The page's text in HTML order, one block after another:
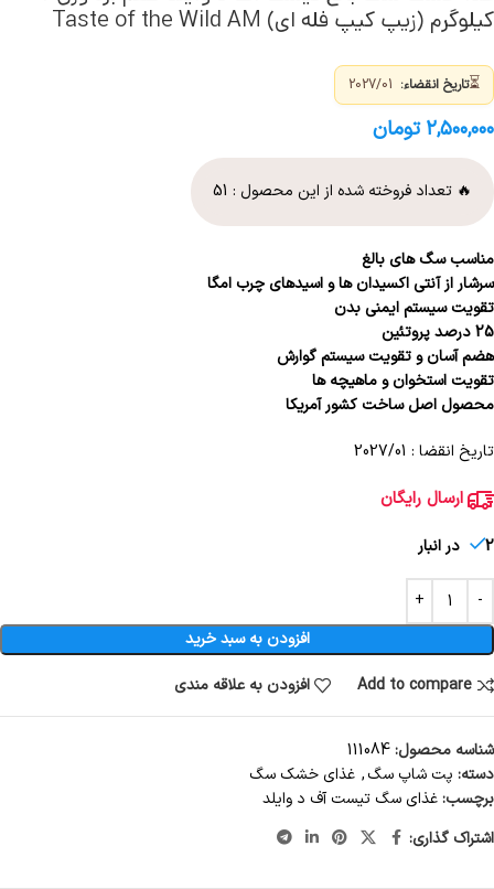
کیلوگرم (زیپ کیپ فله ای) Taste of the Wild AM
⏳تاریخ انقضاء:
۲,۵۰۰,۰۰۰ تومان
🔥 تعداد فروخته شده از این محصول : 51
مناسب سگ های بالغ
سرشار از آنتی اکسیدان ها و اسیدهای چرب امگا
تقویت سیستم ایمنی بدن
25 درصد پروتئین
هضم آسان و تقویت سیستم گوارش
تقویت استخوان و ماهیچه ها
محصول اصل ساخت کشور آمریکا
تاریخ انقضا : 2027/01
ارسال رایگان
2 در انبار
افزودن به سبد خرید
Add to compare
افزودن به علاقه مندی
شناسه محصول:111084
دسته: پت شاپ سگ, غذای خشک سگ
برچسب:غذای سگ تیست آف د وایلد
اشتراک گذاری: